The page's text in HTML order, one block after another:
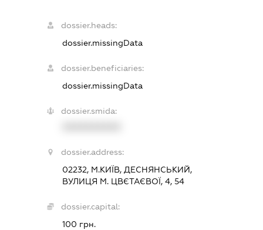
dossier.heads:
dossier.missingData
dossier.beneficiaries:
dossier.missingData
dossier.smida:
dossier.address:
02232, М.КИЇВ, ДЕСНЯНСЬКИЙ,
ВУЛИЦЯ М. ЦВЄТАЄВОЇ, 4, 54
dossier.capital:
100 грн.